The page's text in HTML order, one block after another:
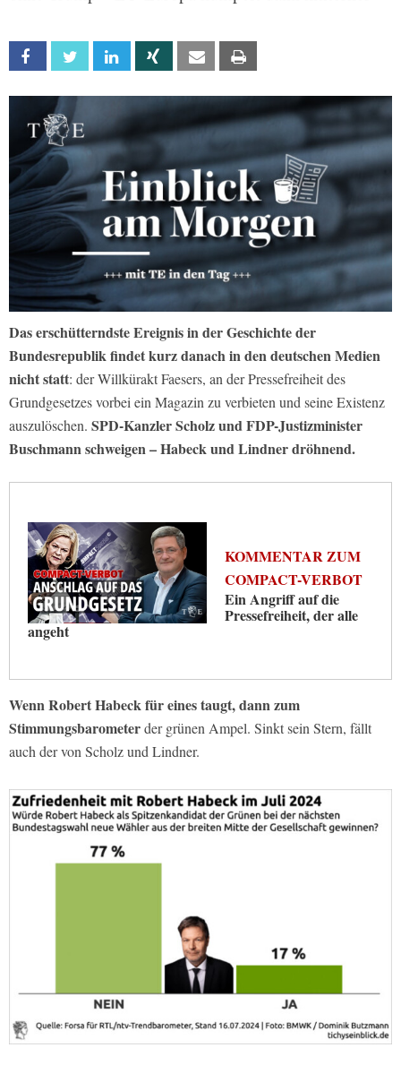
Facebook Twitter Linkedin Xing Email
Das erschütterndste Ereignis in der Geschichte der
Bundesrepublik findet kurz danach in den deutschen Medien
nicht statt: der Willkürakt Faesers, an der Pressefreiheit des
Grundgesetzes vorbei ein Magazin zu verbieten und seine Existenz
auszulöschen. SPD-Kanzler Scholz und FDP-Justizminister
Buschmann schweigen – Habeck und Lindner dröhnend.
KOMMENTAR ZUM
COMPACT-VERBOT
Ein Angriff auf die
Pressefreiheit, der alle
angeht
Wenn Robert Habeck für eines taugt, dann zum
Stimmungsbarometerder grünen Ampel. Sinkt sein Stern, fällt
auch der von Scholz und Lindner.